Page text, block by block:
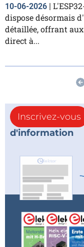
10-06-2026
dispose désormais
détaillée, offrant
direct à...
Inscrivez-vous
d'information